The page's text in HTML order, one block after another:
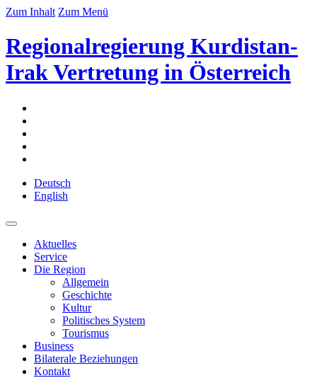
Zum Inhalt Zum Menü
Regionalregierung Kurdistan-
Irak Vertretung in Österreich
Deutsch
English
Aktuelles
Service
Die Region
Allgemein
Geschichte
Kultur
Politisches System
Tourismus
Business
Bilaterale Beziehungen
Kontakt